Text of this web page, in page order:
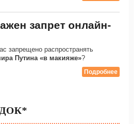
запрет онлайн-
запрещено распространять
Путина «в макияже»?
Подробнее